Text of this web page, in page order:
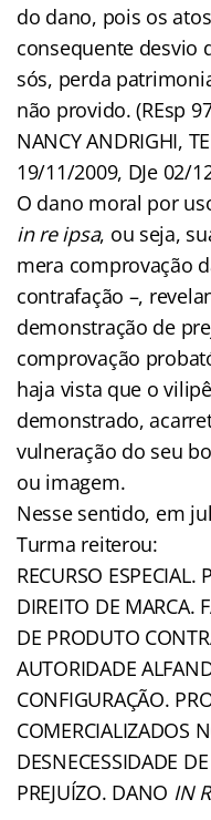
do dano, pois os
consequente desvio
sós, perda
não provido. (REsp
NANCY ANDRIGHI,
19/11/2009, DJe 02/
O dano moral por
in re ipsa, ou seja,
mera comprovação
contrafação –,
demonstração de
comprovação
haja vista que o
demonstrado,
vulneração do seu
ou imagem.
Nesse sentido, em
Turma reiterou:
RECURSO ESPECIAL.
DIREITO DE MARCA.
DE PRODUTO
AUTORIDADE
CONFIGURAÇÃO.
COMERCIALIZADOS
DESNECESSIDADE
PREJUÍZO. DANO IN